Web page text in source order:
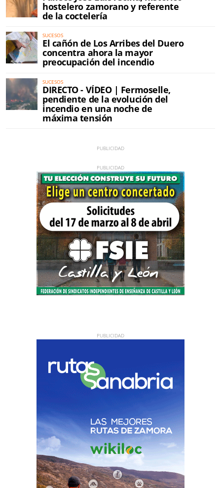
hostelero zamorano y referente
de la coctelería
SUCESOS
El cañón de Los Arribes del Duero
concentra ahora la mayor
preocupación del incendio
SUCESOS
DIRECTO - VÍDEO | Fermoselle,
pendiente de la evolución del
incendio en una noche de
máxima tensión